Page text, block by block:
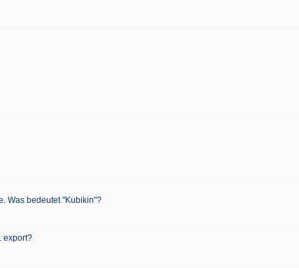
Was bedeutet "Kubikin"?
export?